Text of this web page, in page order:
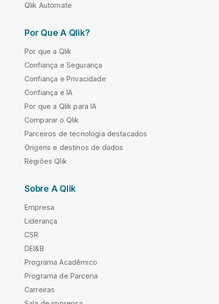
Qlik Automate
Por Que A Qlik?
Por que a Qlik
Confiança e Segurança
Confiança e Privacidade
Confiança e IA
Por que a Qlik para IA
Comparar o Qlik
Parceiros de tecnologia destacados
Origens e destinos de dados
Regiões Qlik
Sobre A Qlik
Empresa
Liderança
CSR
DEI&B
Programa Acadêmico
Programa de Parceria
Carreiras